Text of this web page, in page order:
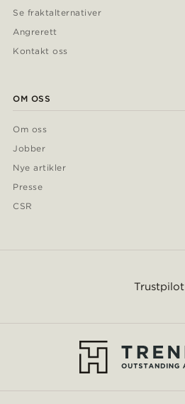
Se fraktalternativer
Angrerett
Kontakt oss
OM OSS
Om oss
Jobber
Nye artikler
Presse
CSR
Trustpilot